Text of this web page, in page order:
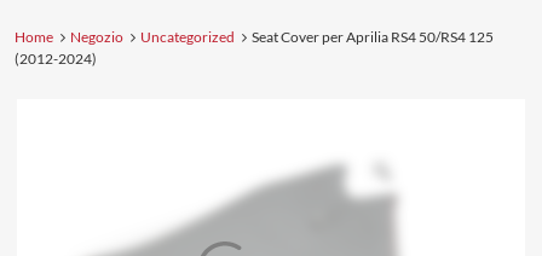
Home Negozio Uncategorized
Seat Cover per Aprilia RS4 50/RS4 125
(2012-2024)